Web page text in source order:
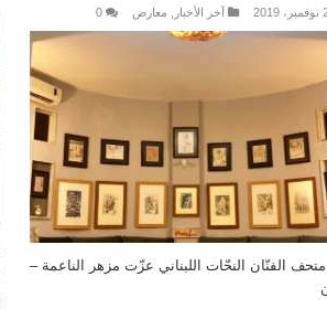
آخر الأخبار معارض 0
الفنّان النحّات اللبناني عزّت مزهر الناعمة –